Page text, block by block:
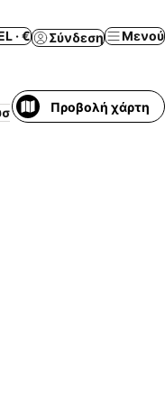
· € Σύνδεση Μενού
Πισίνα Ασύρματο
Προβολή χάρτη